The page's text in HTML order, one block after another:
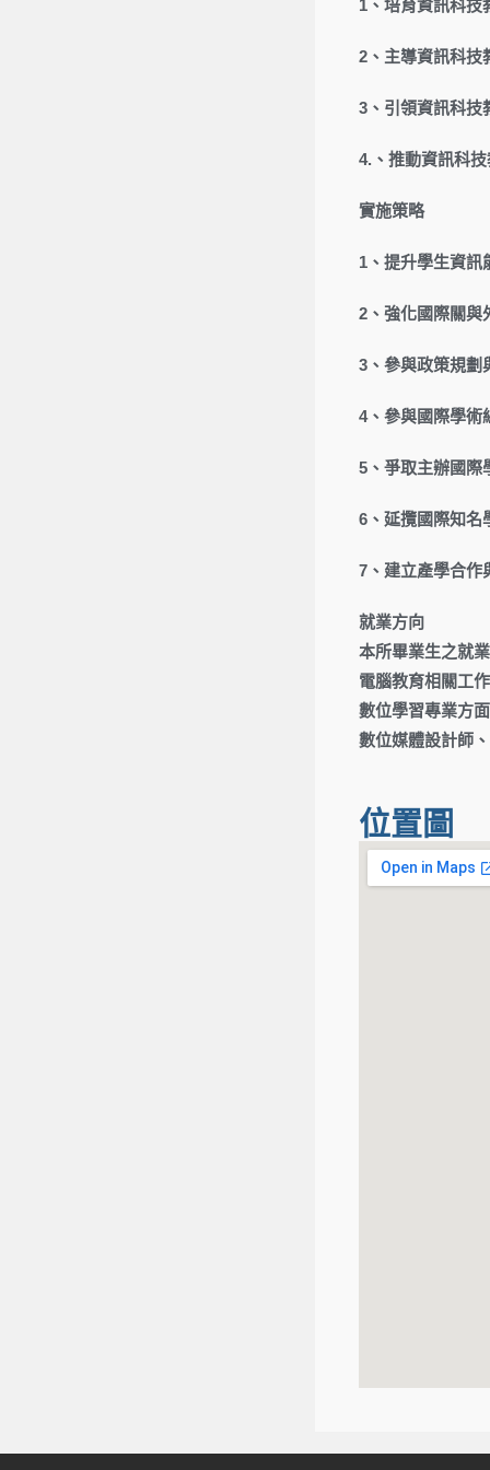
1、培育資訊科技
2、主導資訊科技
3、引領資訊科技
4.、推動資訊科
實施策略
1、提升學生資訊
2、強化國際關與
3、參與政策規劃
4、參與國際學術
5、爭取主辦國際
6、延攬國際知名
7、建立產學合作
就業方向
本所畢業生之就
電腦教育相關工
數位學習專業方
數位媒體設計師
位置圖